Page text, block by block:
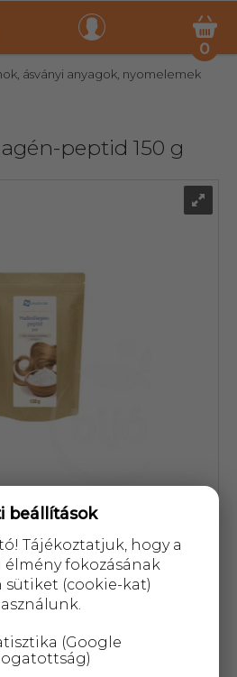
0
ásványi anyagok, nyomelemek
peptid 150 g
beállítások
Tájékoztatjuk, hogy a
fokozásának
sütiket (cookie-kat)
(Google